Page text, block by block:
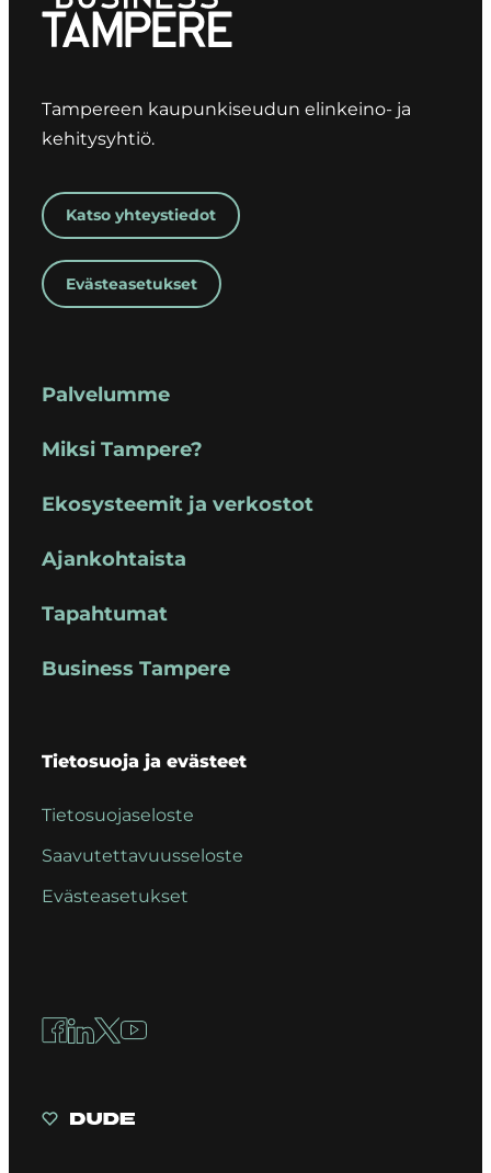
Tampereen kaupunkiseudun elinkeino- ja
kehitysyhtiö.
Katso yhteystiedot
Evästeasetukset
Palvelumme
Miksi Tampere?
Ekosysteemit ja verkostot
Ajankohtaista
Tapahtumat
Business Tampere
Tietosuoja ja evästeet
Tietosuojaseloste
Saavutettavuusseloste
Evästeasetukset
Facebook
LinkedIn
X YouTube